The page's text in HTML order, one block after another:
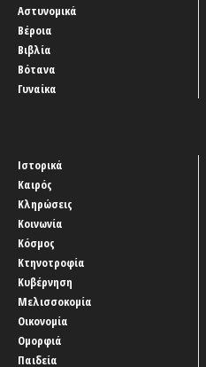
Αστυνομικά
Βέροια
Βιβλία
Βότανα
Γυναίκα
Ιστορικά
Καιρός
Κληρώσεις
Κοινωνία
Κόσμος
Κτηνοτροφία
Κυβέρνηση
Μελισσοκομία
Οικονομία
Ομορφιά
Παιδεία